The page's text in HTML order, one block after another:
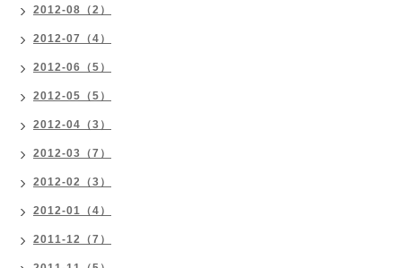
2012-08（2）
2012-07（4）
2012-06（5）
2012-05（5）
2012-04（3）
2012-03（7）
2012-02（3）
2012-01（4）
2011-12（7）